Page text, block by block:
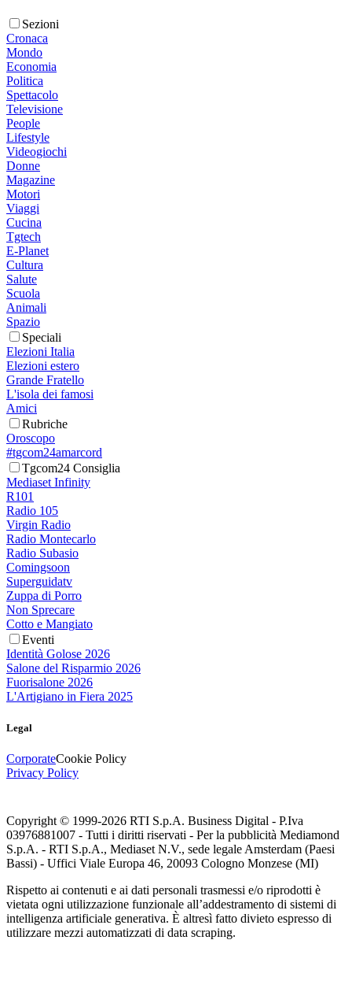
Sezioni
Cronaca
Mondo
Economia
Politica
Spettacolo
Televisione
People
Lifestyle
Videogiochi
Donne
Magazine
Motori
Viaggi
Cucina
Tgtech
E-Planet
Cultura
Salute
Scuola
Animali
Spazio
Speciali
Elezioni Italia
Elezioni estero
Grande Fratello
L'isola dei famosi
Amici
Rubriche
Oroscopo
#tgcom24amarcord
Tgcom24 Consiglia
Mediaset Infinity
R101
Radio 105
Virgin Radio
Radio Montecarlo
Radio Subasio
Comingsoon
Superguidatv
Zuppa di Porro
Non Sprecare
Cotto e Mangiato
Eventi
Identità Golose 2026
Salone del Risparmio 2026
Fuorisalone 2026
L'Artigiano in Fiera 2025
Legal
CorporateCookie Policy
Privacy Policy
Copyright © 1999-2026 RTI S.p.A. Business Digital - P.Iva
03976881007 - Tutti i diritti riservati - Per la pubblicità Mediamond
S.p.A. - RTI S.p.A., Mediaset N.V., sede legale Amsterdam (Paesi
Bassi) - Uffici Viale Europa 46, 20093 Cologno Monzese (MI)
Rispetto ai contenuti e ai dati personali trasmessi e/o riprodotti è
vietata ogni utilizzazione funzionale all’addestramento di sistemi di
intelligenza artificiale generativa. È altresì fatto divieto espresso di
utilizzare mezzi automatizzati di data scraping.